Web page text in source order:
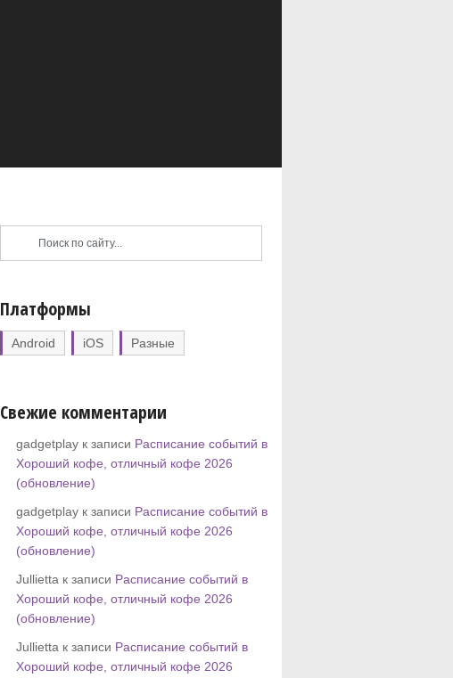
Платформы
Android iOS Разные
Свежие комментарии
gadgetplay к записи Расписание событий в
Хороший кофе, отличный кофе 2026
(обновление)
gadgetplay к записи Расписание событий в
Хороший кофе, отличный кофе 2026
(обновление)
Jullietta к записи Расписание событий в
Хороший кофе, отличный кофе 2026
(обновление)
Jullietta к записи Расписание событий в
Хороший кофе, отличный кофе 2026